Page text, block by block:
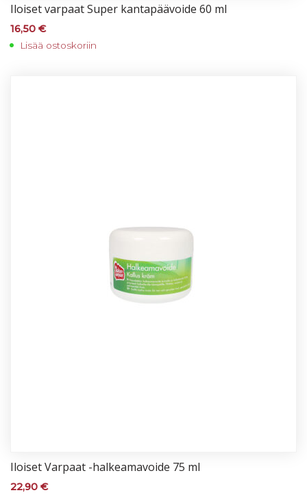
Iloi­set var­paat Su­per kan­ta­pää­voi­de 60 ml
16,50 €
Lisää ostoskoriin
Iloi­set Var­paat -hal­kea­ma­voi­de 75 ml
22,90 €